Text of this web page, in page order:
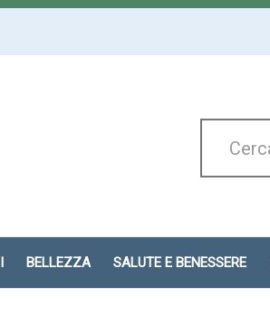
Prodotto
BELLEZZA SALUTE E BENESSERE